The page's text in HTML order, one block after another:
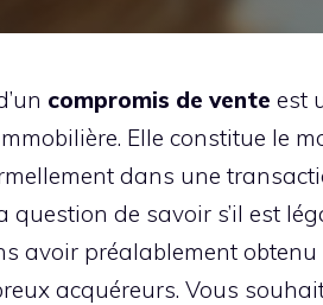
compromis de vente est
Elle constitue le
dans une
question de savoir s’il est
avoir préalablement obtenu
acquéreurs. Vous